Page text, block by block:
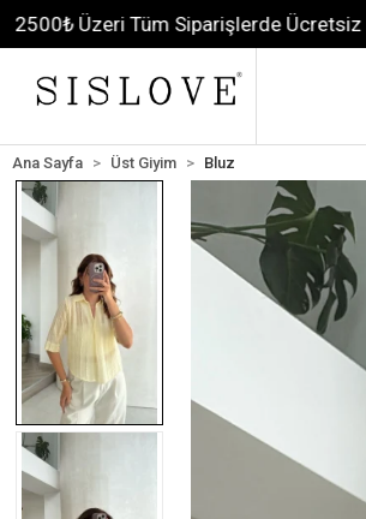
Tüm Siparişlerde Ücretsiz Kargo!
Ana Sayfa Üst Giyim Bluz